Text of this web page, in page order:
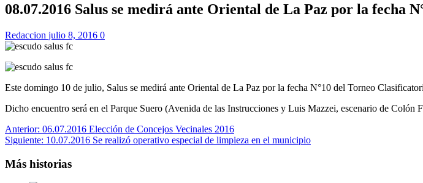
08.07.2016 Salus se medirá ante Oriental de La Paz por la fecha
Redaccion julio 8, 2016 0
Este domingo 10 de julio, Salus se medirá ante Oriental de La Paz por la fecha N°10 del Torneo
Dicho encuentro será en el Parque Suero (Avenida de las Instrucciones y Luis Mazzei, escenario de
Navegación
de
entradas
Anterior: 06.07.2016 Elección de Concejos Vecinales 2016
Siguiente: 10.07.2016 Se realizó operativo especial de limpieza en el municipio
Más historias